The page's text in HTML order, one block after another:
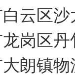
云区
岗区
朗镇